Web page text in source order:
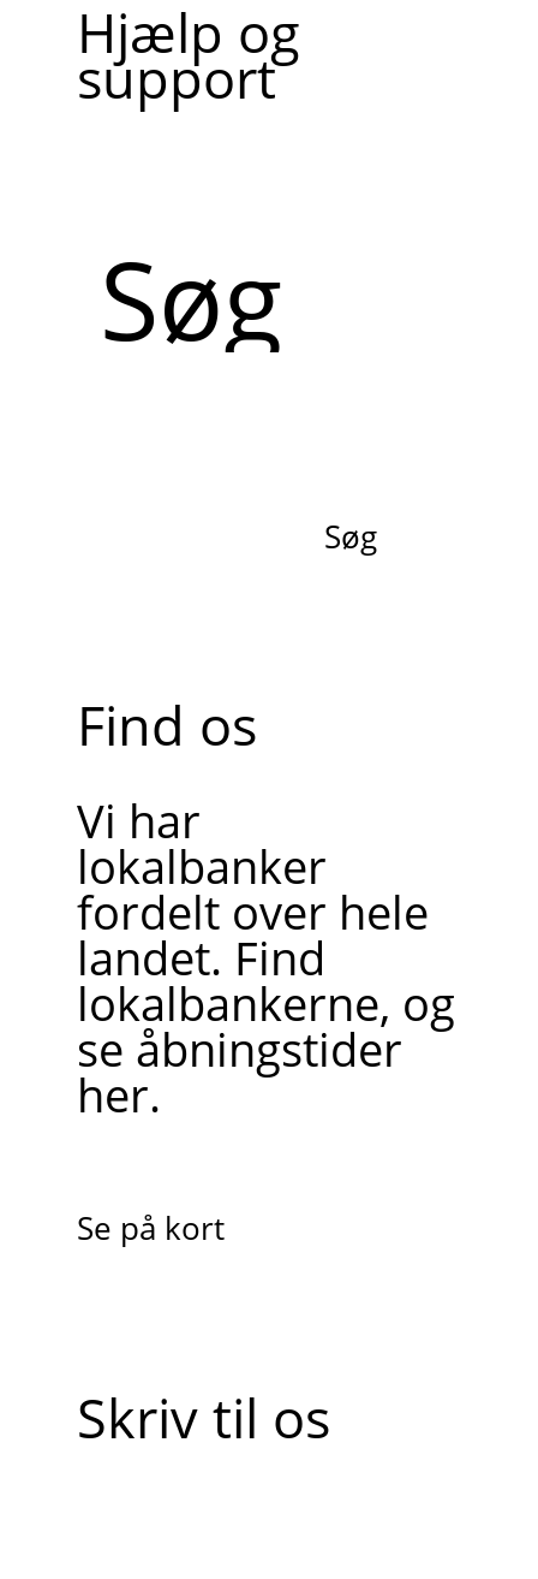
Hjælp og
support
Søg
Find os
Vi har
lokalbanker
fordelt over hele
landet. Find
lokalbankerne, og
se åbningstider
her.
Se på kort
Skriv til os